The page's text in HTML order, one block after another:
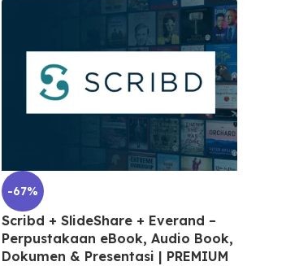
-67%
Scribd + SlideShare + Everand –
Perpustakaan eBook, Audio Book,
Dokumen & Presentasi | PREMIUM